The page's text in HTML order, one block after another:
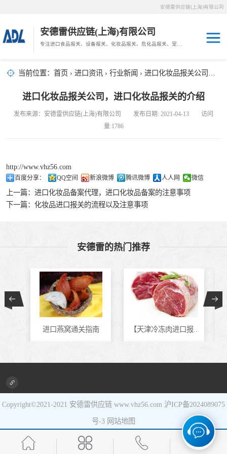
安德雷供应链(上海)有限公司
安德雷供应链(上海)有限公司
当前位置： 首页 › 进口资讯 › 行业新闻 › 进口化妆品报关公司，进口化妆品报关的介绍
进口化妆品报关公司，进口化妆品报关的介绍
发布来源：安德雷供应链(上海)有限公司 发布日期: 2021-04-13 访问
量:1786
http://www.vhz56.com
百度分享： QQ空间 新浪微博 腾讯微博 人人网 微信
上一篇： 进口化妆品备案代理，进口化妆品备案的注意事项
下一篇： 化妆品进口报关的流程以及注意事项
安德雷的热门推荐
进口燕窝通关指南 【天津冷冻肉进口报..
进口新旧设备清关代.. 马来西亚冷冻虾进口..
Copyright©2021-2021 安德雷供应链 www.vhz56.com 沪ICP备2024089075
号-3 网站地图
其他报关
海鲜进口
宠物粮进口
危化品进口
化妆品进口
食品进口
设备进口
木材报关
药材报关
汽车/游艇报关